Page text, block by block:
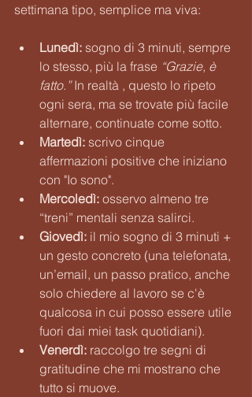
settimana tipo, semplice ma viva:
Lunedì: sogno di 3 minuti, sempre
lo stesso, più la frase “Grazie, è
fatto.” In realtà , questo lo ripeto
ogni sera, ma se trovate più facile
alternare, continuate come sotto.
Martedì: scrivo cinque
affermazioni positive che iniziano
con "Io sono".
Mercoledì: osservo almeno tre
“treni” mentali senza salirci.
Giovedì: il mio sogno di 3 minuti +
un gesto concreto (una telefonata,
un’email, un passo pratico, anche
solo chiedere al lavoro se c'è
qualcosa in cui posso essere utile
fuori dai miei task quotidiani).
Venerdì: raccolgo tre segni di
gratitudine che mi mostrano che
tutto si muove.